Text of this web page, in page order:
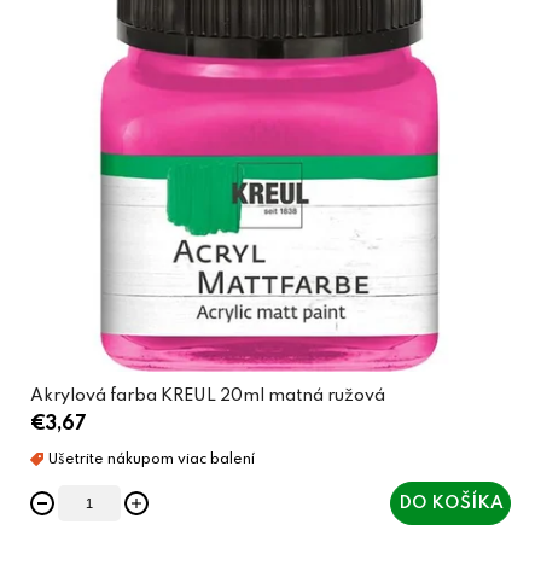
Akrylová farba KREUL 20ml matná ružová
€3,67
DO KOŠÍKA